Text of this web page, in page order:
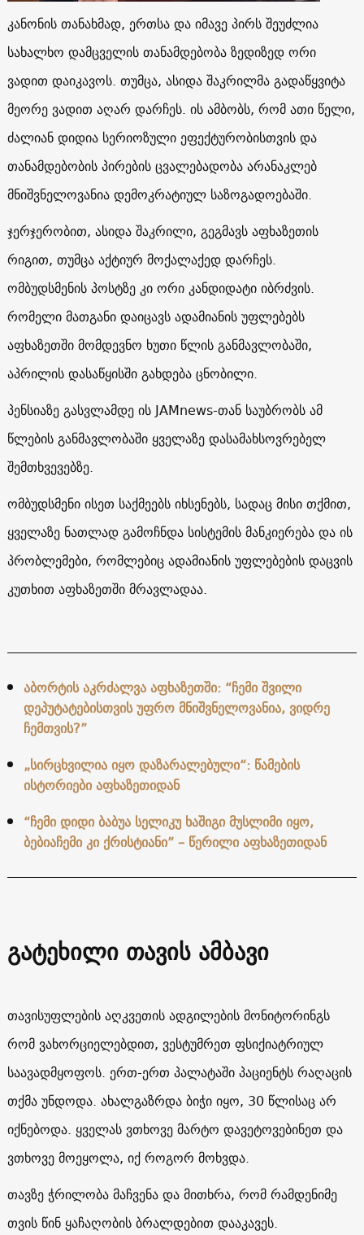
კანონის თანახმად, ერთსა და იმავე პირს შეუძლია
სახალხო დამცველის თანამდებობა ზედიზედ ორი
ვადით დაიკავოს. თუმცა, ასიდა შაკრილმა გადაწყვიტა
მეორე ვადით აღარ დარჩეს. ის ამბობს, რომ ათი წელი,
ძალიან დიდია სერიოზული ეფექტურობისთვის და
თანამდებობის პირების ცვალებადობა არანაკლებ
მნიშვნელოვანია დემოკრატიულ საზოგადოებაში.
ჯერჯერობით, ასიდა შაკრილი, გეგმავს აფხაზეთის
რიგით, თუმცა აქტიურ მოქალაქედ დარჩეს.
ომბუდსმენის პოსტზე კი ორი კანდიდატი იბრძვის.
რომელი მათგანი დაიცავს ადამიანის უფლებებს
აფხაზეთში მომდევნო ხუთი წლის განმავლობაში,
აპრილის დასაწყისში გახდება ცნობილი.
პენსიაზე გასვლამდე ის JAMnews-თან საუბრობს ამ
წლების განმავლობაში ყველაზე დასამახსოვრებელ
შემთხვევებზე.
ომბუდსმენი ისეთ საქმეებს იხსენებს, სადაც მისი თქმით,
ყველაზე ნათლად გამოჩნდა სისტემის მანკიერება და ის
პრობლემები, რომლებიც ადამიანის უფლებების დაცვის
კუთხით აფხაზეთში მრავლადაა.
აბორტის აკრძალვა აფხაზეთში: “ჩემი შვილი
დეპუტატებისთვის უფრო მნიშვნელოვანია, ვიდრე
ჩემთვის?”
„სირცხვილია იყო დაზარალებული“: წამების
ისტორიები აფხაზეთიდან
“ჩემი დიდი ბაბუა სელიკუ ხაშიგი მუსლიმი იყო,
ბებიაჩემი კი ქრისტიანი” – წერილი აფხაზეთიდან
გატეხილი თავის ამბავი
თავისუფლების აღკვეთის ადგილების მონიტორინგს
რომ ვახორციელებდით, ვესტუმრეთ ფსიქიატრიულ
საავადმყოფოს. ერთ-ერთ პალატაში პაციენტს რაღაცის
თქმა უნდოდა. ახალგაზრდა ბიჭი იყო, 30 წლისაც არ
იქნებოდა. ყველას ვთხოვე მარტო დავეტოვებინეთ და
ვთხოვე მოეყოლა, იქ როგორ მოხვდა.
თავზე ჭრილობა მაჩვენა და მითხრა, რომ რამდენიმე
თვის წინ ყაჩაღობის ბრალდებით დააკავეს.